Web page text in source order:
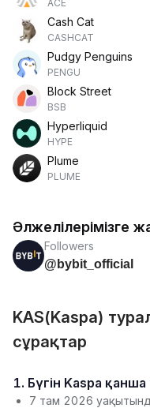
ACE
Cash Cat
CASHCAT
Pudgy Penguins
PENGU
Block Street
BSB
Hyperliquid
HYPE
Plume
PLUME
Әлжелілерімізге
Followers
@bybit_official
KAS(Kaspa)
сұрақтар
1. Бүгін Kaspa
7 там 2026